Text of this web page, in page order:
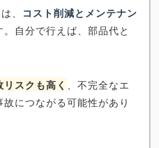
、 コスト削減とメンテナン
自分で行えば、部品代と
スクも高く
、不完全なエ
につながる可能性があり